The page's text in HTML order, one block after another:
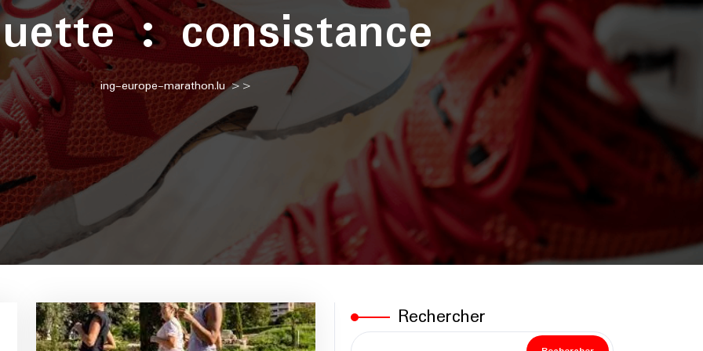
:consistance
ing-europe-marathon.lu>>
Rechercher